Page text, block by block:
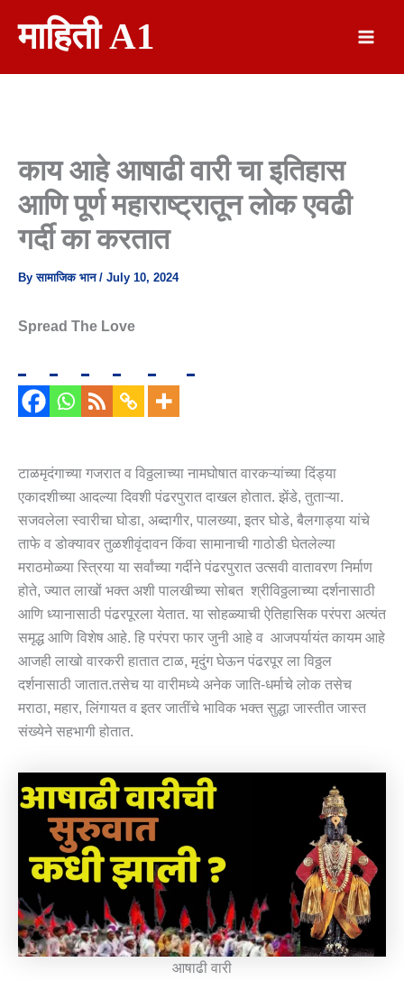
माहिती A1
काय आहे आषाढी वारी चा इतिहास
आणि पूर्ण महाराष्ट्रातून लोक एवढी
गर्दी का करतात
Byसामाजिक भान / July 10, 2024
Spread The Love
टाळमृदंगाच्या गजरात व विठ्ठलाच्या नामघोषात वारकऱ्यांच्या दिंड्या
एकादशीच्या आदल्या दिवशी पंढरपुरात दाखल होतात. झेंडे, तुताऱ्या.
सजवलेला स्वारीचा घोडा, अब्दागीर, पालख्या, इतर घोडे, बैलगाड्या यांचे
ताफे व डोक्यावर तुळशीवृंदावन किंवा सामानाची गाठोडी घेतलेल्या
मराठमोळ्या स्त्रिया या सर्वांच्या गर्दीने पंढरपुरात उत्सवी वातावरण निर्माण
होते, ज्यात लाखों भक्त अशी पालखीच्या सोबत श्रीविठ्ठलाच्या दर्शनासाठी
आणि ध्यानासाठी पंढरपूरला येतात. या सोहळ्याची ऐतिहासिक परंपरा अत्यंत
समृद्ध आणि विशेष आहे. हि परंपरा फार जुनी आहे व आजपर्यायंत कायम आहे
आजही लाखो वारकरी हातात टाळ, मृदुंग घेऊन पंढरपूर ला विठ्ठल
दर्शनासाठी जातात.तसेच या वारीमध्ये अनेक जाति-धर्माचे लोक तसेच
मराठा, महार, लिंगायत व इतर जातींचे भाविक भक्त सुद्धा जास्तीत जास्त
संख्येने सहभागी होतात.
आषाढी वारी